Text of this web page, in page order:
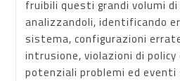
fruibili questi grandi volumi
analizzandoli, identificando
sistema, configurazioni
intrusione, violazioni di policy
potenziali problemi ed